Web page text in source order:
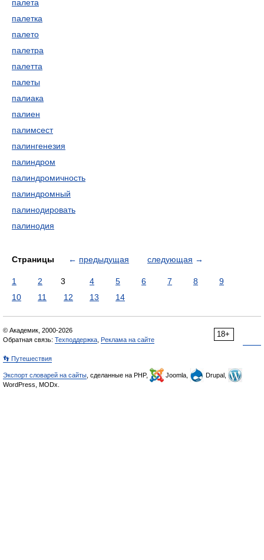
палета
палетка
палето
палетра
палетта
палеты
палиака
палиен
палимсест
палингенезия
палиндром
палиндромичность
палиндромный
палинодировать
палинодия
Страницы ← предыдущая следующая →
1 2 3 4 5 6 7 8
9
10
11 12 13 14
18+
© Академик, 2000-2026
Обратная связь: Техподдержка Реклама на сайте
👣 Путешествия
Экспорт словарей на сайты , сделанные на PHP, Joomla,
Drupal,
WordPress, MODx.